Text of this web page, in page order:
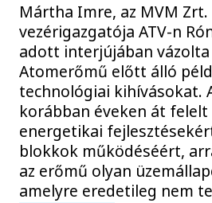
Mártha Imre, az MVM
vezérigazgatója ATV-n
adott interjújában vázolta
Atomerőmű előtt álló
technológiai kihívásokat.
korábban éveken át felelt
energetikai
blokkok működéséért,
az erőmű olyan
amelyre eredetileg nem